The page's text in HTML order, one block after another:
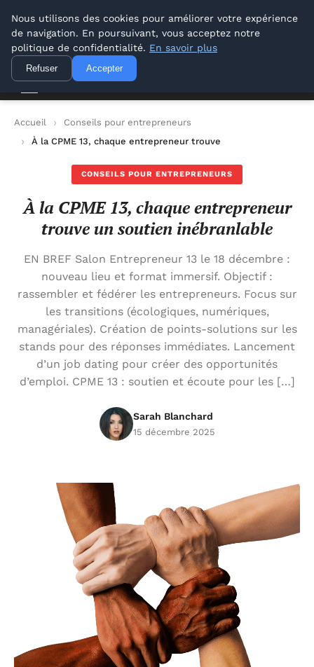
Lyon Photos
Lyon Photos
Accueil
Conseils pour entrepreneurs
À la CPME 13, chaque entrepreneur trouve un soutien
CONSEILS POUR ENTREPRENEURS
À la CPME 13, chaque entrepreneur
trouve un soutien inébranlable
EN BREF Salon Entrepreneur 13 le 18 décembre :
nouveau lieu et format immersif. Objectif :
rassembler et fédérer les entrepreneurs. Focus sur
les transitions (écologiques, numériques,
managériales). Création de points-solutions sur les
stands pour des réponses immédiates. Lancement
d’un job dating pour créer des opportunités
d’emploi. CPME 13 : soutien et écoute pour les […]
Sarah Blanchard
15 décembre 2025
Nous utilisons des cookies pour améliorer votre expérience
de navigation. En poursuivant, vous acceptez notre
politique de confidentialité. En savoir plus
Refuser Accepter